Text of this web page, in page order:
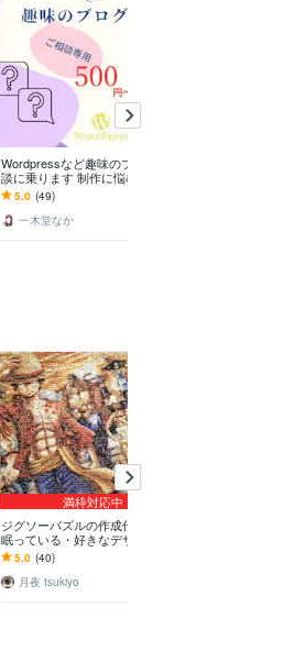
Wordpressなど趣味のブログ、相
談に乗ります 制作に悩む方の相
談に乗らせていただきます！
5.0 (49)
一木堂なか
満枠対応中
ジグソーパズルの作成代行します
眠っている・好きなデザインなど
のパズル、代行させてください♪
5.0 (40)
月夜 tsukiyo